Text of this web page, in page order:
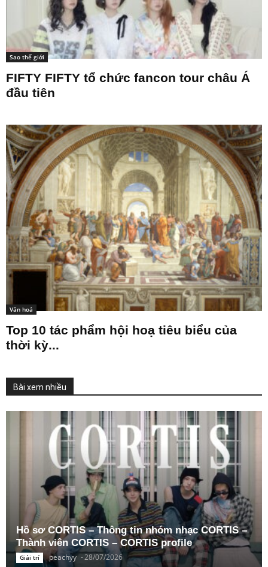
Sao thế giới
FIFTY FIFTY tổ chức fancon tour châu Á
đầu tiên
Văn hoá
Top 10 tác phẩm hội hoạ tiêu biểu của
thời kỳ...
Bài xem nhiều
Hồ sơ CORTIS – Thông tin nhóm nhạc CORTIS –
Thành viên CORTIS – CORTIS profile
Giải trí peachyy -28/07/2026